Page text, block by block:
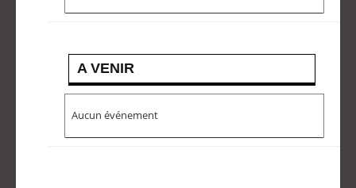
A VENIR
Aucun événement